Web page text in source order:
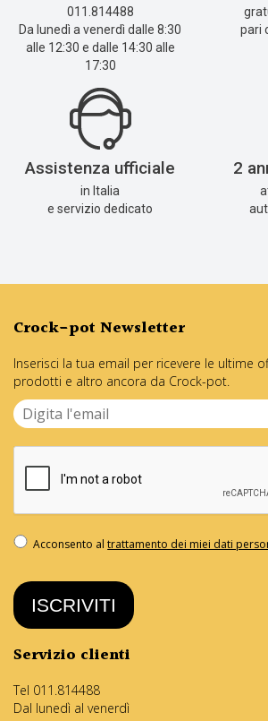
011.814488
Da lunedì a venerdì dalle 8:30
alle 12:30 e dalle 14:30 alle
17:30
pari
Assistenza ufficiale
in Italia
e servizio dedicato
2
Crock-pot Newsletter
Inserisci la tua email per ricevere le ultime
prodotti e altro ancora da Crock-pot.
Acconsento altrattamento dei miei dati
ISCRIVITI
Servizio clienti
Tel 011.814488
Dal lunedì al venerdì